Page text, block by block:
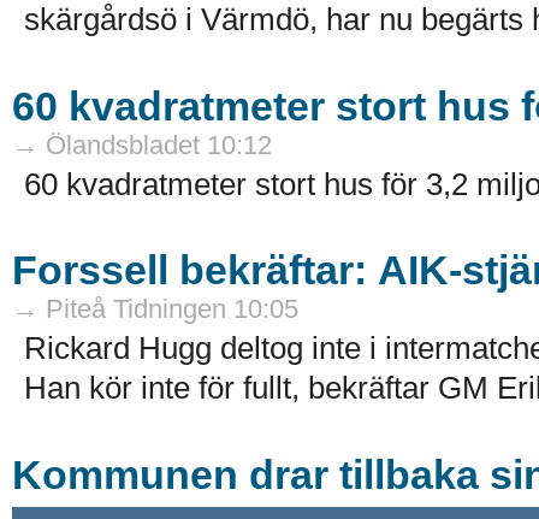
skärgårdsö i Värmdö, har nu begärts
60 kvadratmeter stort hus
→ Ölandsbladet 10:12
60 kvadratmeter stort hus för 3,2
Forssell bekräftar: AIK-
→ Piteå Tidningen 10:05
Rickard Hugg deltog inte i
Han kör inte för fullt, bekräftar GM
Kommunen drar tillbaka